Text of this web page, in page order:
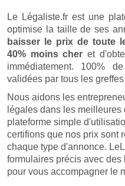
Le Légaliste.fr est une
optimise la taille de ses
baisser le prix de toute
40% moins cher et
immédiatement. 100%
validées par tous les
Nous aidons les
légales dans les
plateforme simple
certifions que nos prix sont
chaque type d'annonce.
formulaires précis avec
pour vous accompagner le